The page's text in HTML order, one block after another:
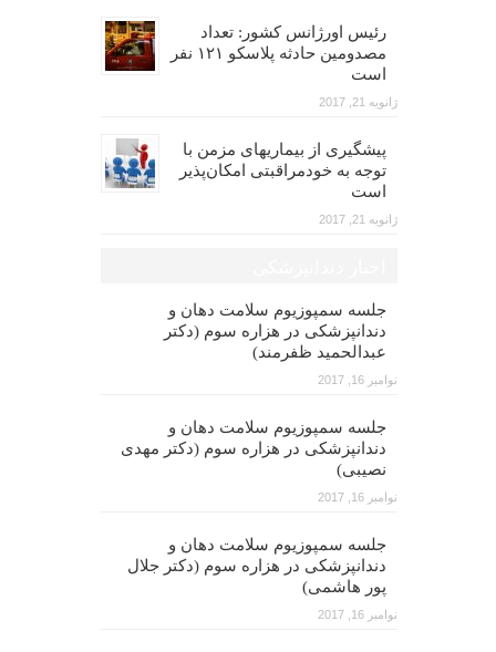
رئیس اورژانس کشور: تعداد
مصدومین حادثه پلاسکو ۱۲۱ نفر
است
ژانویه 21, 2017
پیشگیری از بیماریهای مزمن با
توجه به خودمراقبتی امکان‌پذیر
است
ژانویه 21, 2017
جلسه سمپوزیوم سلامت دهان و
دندانپزشکی در هزاره سوم (دکتر
عبدالحمید ظفرمند)
نوامبر 16, 2017
جلسه سمپوزیوم سلامت دهان و
دندانپزشکی در هزاره سوم (دکتر مهدی
نصیبی)
نوامبر 16, 2017
جلسه سمپوزیوم سلامت دهان و
دندانپزشکی در هزاره سوم (دکتر جلال
پور هاشمی)
نوامبر 16, 2017